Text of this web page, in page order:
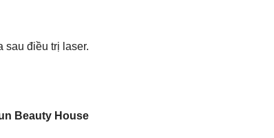
sau điều trị laser.
Beauty House